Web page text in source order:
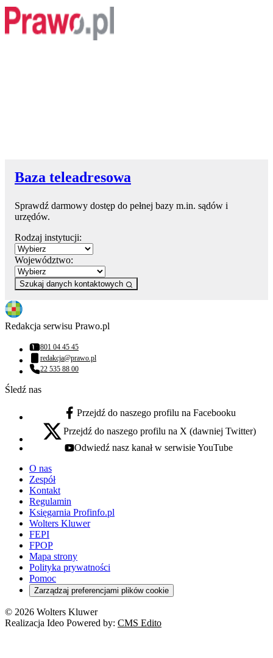
Baza teleadresowa
Sprawdź darmowy dostęp do pełnej bazy m.in. sądów i
urzędów.
Rodzaj instytucji:
Województwo:
Szukaj danych kontaktowych
Redakcja serwisu Prawo.pl
Numer telefonu:
801 04 45 45
Adres email:
redakcja@prawo.pl
Numer telefonu:
22 535 88 00
Śledź nas
facebook - otwiera się w nowej karcie
Przejdź do naszego profilu na Facebooku
x - otwiera się w nowej karcie
Przejdź do naszego profilu na X (dawniej Twitter)
youtube - otwiera się w nowej karcie
Odwiedź nasz kanał w serwisie YouTube
O nas
Zespół
Kontakt
Regulamin
Księgarnia Profinfo.pl
Wolters Kluwer
FEPI
FPOP
Mapa strony
Polityka prywatności
Pomoc
Zarządzaj preferencjami plików cookie
© 2026 Wolters Kluwer
Realizacja Ideo Powered by: CMS Edito